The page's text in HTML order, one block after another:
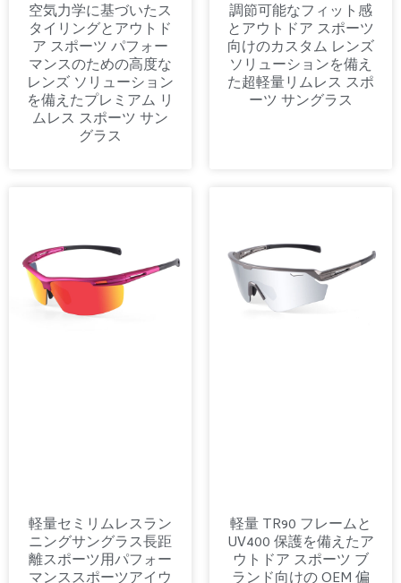
空気力学に基づいたス
タイリングとアウトド
ア スポーツ パフォー
マンスのための高度な
レンズ ソリューション
を備えたプレミアム リ
ムレス スポーツ サン
グラス
調節可能なフィット感
とアウトドア スポーツ
向けのカスタム レンズ
ソリューションを備え
た超軽量リムレス スポ
ーツ サングラス
軽量セミリムレスラン
ニングサングラス長距
離スポーツ用パフォー
軽量 TR90 フレームと
UV400 保護を備えたア
ウトドア スポーツ ブ